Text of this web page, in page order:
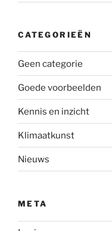
CATEGORIEËN
Geen categorie
Goede voorbeelden
Kennis en inzicht
Klimaatkunst
Nieuws
META